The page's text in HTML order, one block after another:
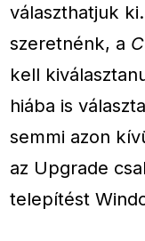
választhatjuk
szeretnénk, a
kell
hiába is
semmi azon
az Upgrade
telepítést